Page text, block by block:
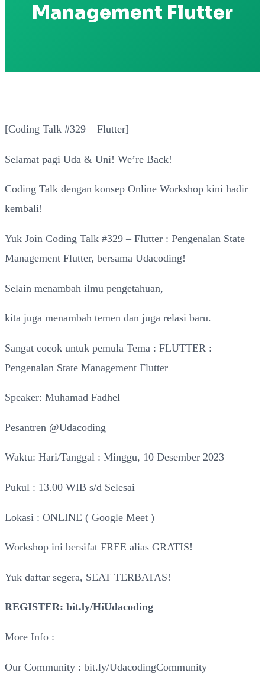
Management Flutter
[Coding Talk #329 – Flutter]
Selamat pagi Uda & Uni! We’re Back!
Coding Talk dengan konsep Online Workshop kini hadir
kembali!
Yuk Join Coding Talk #329 – Flutter : Pengenalan State
Management Flutter, bersama Udacoding!
Selain menambah ilmu pengetahuan,
kita juga menambah temen dan juga relasi baru.
Sangat cocok untuk pemula Tema : FLUTTER :
Pengenalan State Management Flutter
Speaker: Muhamad Fadhel
Pesantren @Udacoding
Waktu: Hari/Tanggal : Minggu, 10 Desember 2023
Pukul : 13.00 WIB s/d Selesai
Lokasi : ONLINE ( Google Meet )
Workshop ini bersifat FREE alias GRATIS!
Yuk daftar segera, SEAT TERBATAS!
REGISTER: bit.ly/HiUdacoding
More Info :
Our Community : bit.ly/UdacodingCommunity